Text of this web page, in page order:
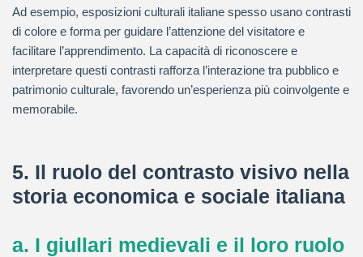
Ad esempio, esposizioni culturali italiane spesso usano contrasti
di colore e forma per guidare l’attenzione del visitatore e
facilitare l’apprendimento. La capacità di riconoscere e
interpretare questi contrasti rafforza l’interazione tra pubblico e
patrimonio culturale, favorendo un’esperienza più coinvolgente e
memorabile.
5. Il ruolo del contrasto visivo nella
storia economica e sociale italiana
a. I giullari medievali e il loro ruolo